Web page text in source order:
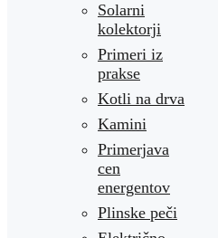
Solarni
kolektorji
Primeri iz
prakse
Kotli na drva
Kamini
Primerjava
cen
energentov
Plinske peči